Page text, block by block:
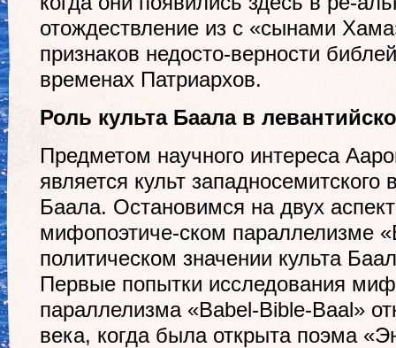
отождествление из с «сынами
признаков недосто-верности
временах Патриархов.
Роль культа Баала в
Предметом научного интереса
является культ западносемитского
Баала. Остановимся на двух
мифопоэтиче-ском параллелизме
политическом значении культа
Первые попытки исследования
параллелизма «Babel-Bible-Baal»
века, когда была открыта поэма